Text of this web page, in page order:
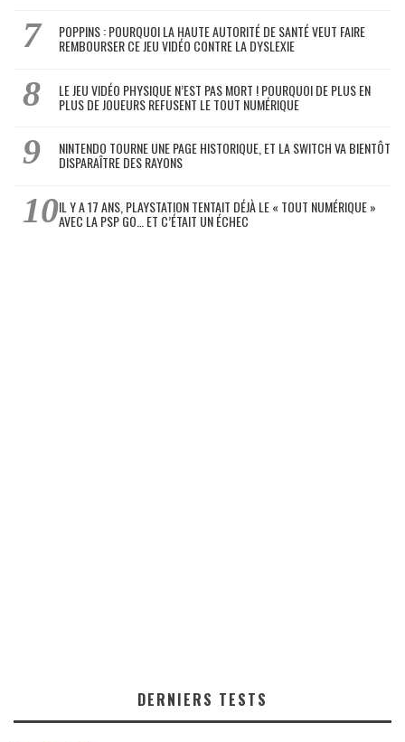
POPPINS : POURQUOI LA HAUTE AUTORITÉ DE SANTÉ VEUT FAIRE
REMBOURSER CE JEU VIDÉO CONTRE LA DYSLEXIE
LE JEU VIDÉO PHYSIQUE N’EST PAS MORT ! POURQUOI DE PLUS EN
PLUS DE JOUEURS REFUSENT LE TOUT NUMÉRIQUE
NINTENDO TOURNE UNE PAGE HISTORIQUE, ET LA SWITCH VA BIENTÔT
DISPARAÎTRE DES RAYONS
IL Y A 17 ANS, PLAYSTATION TENTAIT DÉJÀ LE « TOUT NUMÉRIQUE »
AVEC LA PSP GO… ET C’ÉTAIT UN ÉCHEC
DERNIERS TESTS